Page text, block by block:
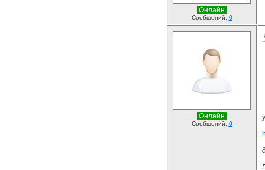
Онлайн
Сообщений: 0
Онлайн
Сообщений: 0